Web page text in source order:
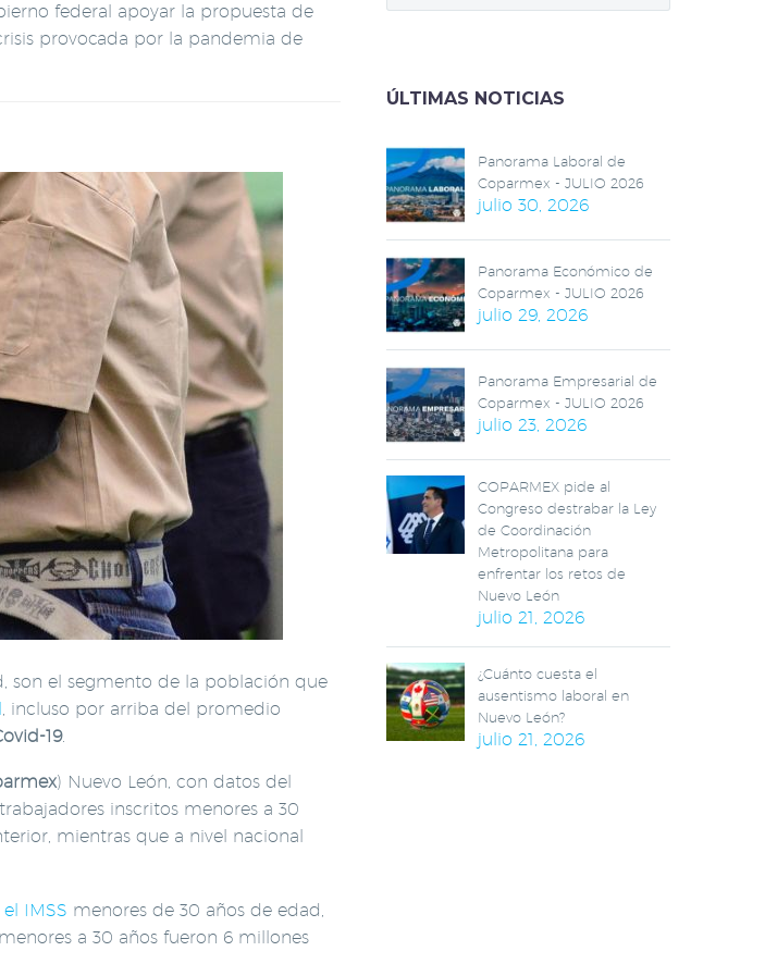
federal apoyar la propuesta de
provocada por la pandemia de
son el segmento de la población que
, incluso por arriba del promedio
19.
) Nuevo León, con datos del
inscritos menores a 30
mientras que a nivel nacional
IMSS menores de 30 años de edad,
a 30 años fueron 6 millones
ÚLTIMAS NOTICIAS
Panorama Laboral de
Coparmex - JULIO 2026
julio 30, 2026
Panorama Económico de
Coparmex - JULIO 2026
julio 29, 2026
Panorama Empresarial de
Coparmex - JULIO 2026
julio 23, 2026
COPARMEX pide al
Congreso destrabar la Ley
de Coordinación
Metropolitana para
enfrentar los retos de
Nuevo León
julio 21, 2026
¿Cuánto cuesta el
ausentismo laboral en
Nuevo León?
julio 21, 2026